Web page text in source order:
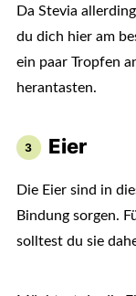
Da Stevia
du dich hier am
ein paar Tropfen
herantasten.
Eier
Die Eier sind in
Bindung sorgen.
solltest du sie